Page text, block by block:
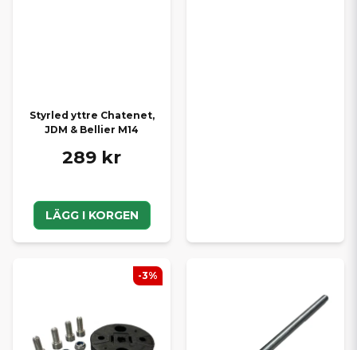
Styrled yttre Chatenet,
JDM & Bellier M14
289 kr
LÄGG I KORGEN
-3%